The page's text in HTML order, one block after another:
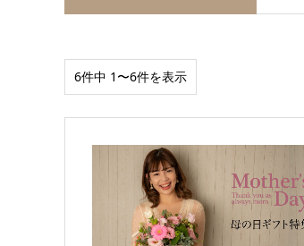
6件中 1〜6件を表示